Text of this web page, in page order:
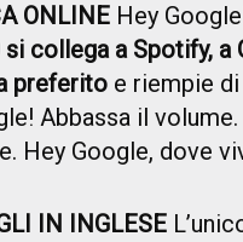
ONLINE Hey
si collega a Spotify,
preferito e riempie
Abbassa il
Hey Google, dove
IN INGLESE